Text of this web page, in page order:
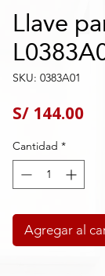
Llave
SKU: 0383A01
S/ 144.00
Cantidad *
Agregar al